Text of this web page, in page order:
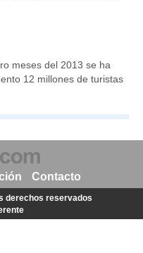
meses del 2013 se ha
12 millones de turistas
Contacto
derechos reservados